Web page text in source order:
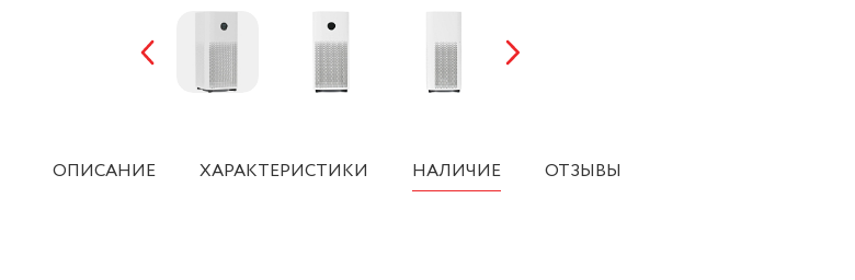
ОПИСАНИЕ ХАРАКТЕРИСТИКИ НАЛИЧИЕ ОТЗЫВЫ